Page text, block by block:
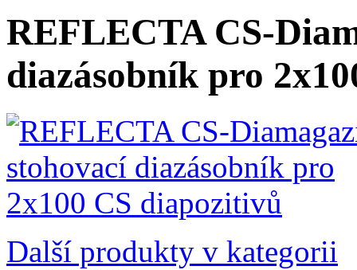
REFLECTA CS-
diazásobník pro
Další produkty v kategorii